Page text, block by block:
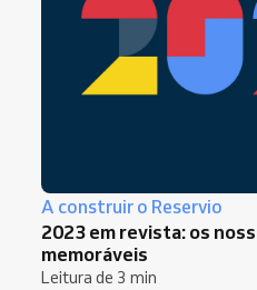
A construir o Reservio
2023 em revista: os
memoráveis
Leitura de 3 min